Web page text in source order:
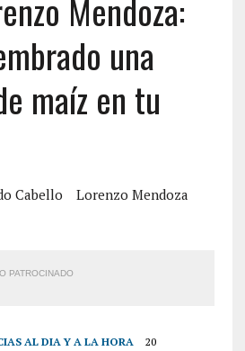
Mendoza:
una
maíz en tu
Cabello Lorenzo Mendoza
PATROCINADO
AL DIA Y A LA HORA
20